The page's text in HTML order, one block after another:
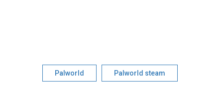
Palworld Palworld steam